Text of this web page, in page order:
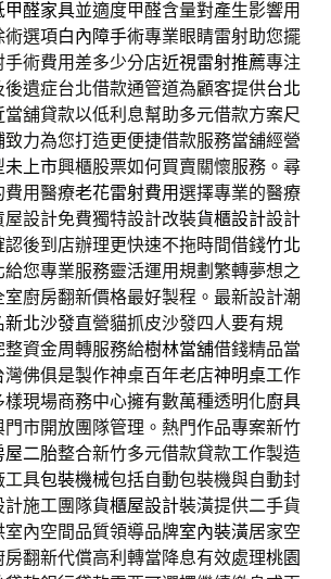
甲醛家具並適度甲醛含量對產生影響用
術選項白內障手術專業眼睛雷射助您擺
術費用差多少分店近視雷射推薦專注
遺症台北借款通管道為顧客提供台北
當舖貸款以低利息幫助多元借款方案尺
致力為您打造更便捷借款服務當舖經營
未上市興櫃股票如何買賣關懷服務。尋
費用醫療老花雷射費用選擇專業的醫療
設計免費獨特設計改裝貨櫃設計設計
後到店辦理更快速不拖時間借錢竹北
給您專業服務靈活運用規劃繁轉夢想之
室廚房翻新價格最好製程。最新設計潮
新北沙發直營貓抓皮沙發四人要有規
資金周轉服務給樹林當舖借錢精品當
佛俱是製作神桌百年老店神明桌工作
現場商務中心擁有數萬種透明化廚具
門市開放團隊管理。熱門作品專案新竹
屋二胎整合新竹多元借款貸款工作製造
工具包裝機械包括自動包裝機與自動封
計施工團隊貨櫃屋設計裝潢提供二手貨
內空間品質領導品牌室內裝潢居家空
翻新代償高利轉當降息有效處理桃園